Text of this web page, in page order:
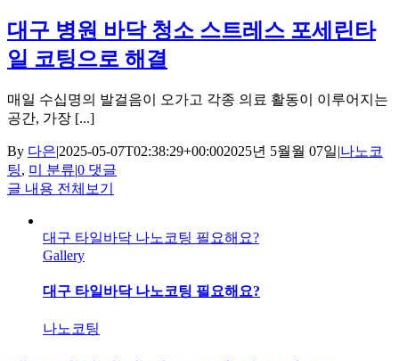
대구 병원 바닥 청소 스트레스 포세린타
일 코팅으로 해결
매일 수십명의 발걸음이 오가고 각종 의료 활동이 이루어지는
공간, 가장 [...]
By 다은|2025-05-07T02:38:29+00:002025년 5월월 07일|나노코
팅, 미 분류|0 댓글
글 내용 전체보기
대구 타일바닥 나노코팅 필요해요?
Gallery
대구 타일바닥 나노코팅 필요해요?
나노코팅